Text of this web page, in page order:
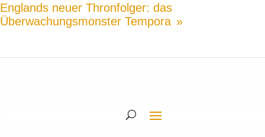
Englands neuer Thronfolger: das
Überwachungsmonster Tempora